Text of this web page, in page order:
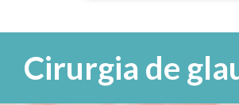
Cirurgia de